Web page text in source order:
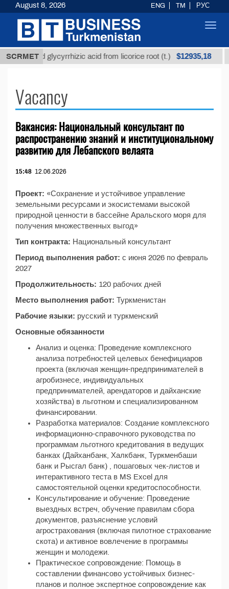
SCRMET
Unrefined glycyrrhizic acid from licorice root (t.) $12935,18
Vacancy
Вакансия: Национальный консультант по
распространению знаний и институциональному
развитию для Лебапского велаята
15:48 12.06.2026
Проект: «Сохранение и устойчивое управление
земельными ресурсами и экосистемами высокой
природной ценности в бассейне Аральского моря для
получения множественных выгод»
Тип контракта: Национальный консультант
Период выполнения работ: с июня 2026 по февраль
2027
Продолжительность: 120 рабочих дней
Место выполнения работ: Туркменистан
Рабочие языки: русский и туркменский
Основные обязанности
Анализ и оценка: Проведение комплексного
анализа потребностей целевых бенефициаров
проекта (включая женщин-предпринимателей в
агробизнесе, индивидуальных
предпринимателей, арендаторов и дайханские
хозяйства) в льготном и специализированном
финансировании.
Разработка материалов: Создание комплексного
информационно-справочного руководства по
программам льготного кредитования в ведущих
банках (Дайханбанк, Халкбанк, Туркменбаши
банк и Рысгал банк) , пошаговых чек-листов и
интерактивного теста в MS Excel для
самостоятельной оценки кредитоспособности.
Консультирование и обучение: Проведение
выездных встреч, обучение правилам сбора
документов, разъяснение условий
агрострахования (включая пилотное страхование
скота) и активное вовлечение в программы
женщин и молодежи.
Практическое сопровождение: Помощь в
составлении финансово устойчивых бизнес-
планов и полное экспертное сопровождение как
August 8, 2026 ENG TM РУС